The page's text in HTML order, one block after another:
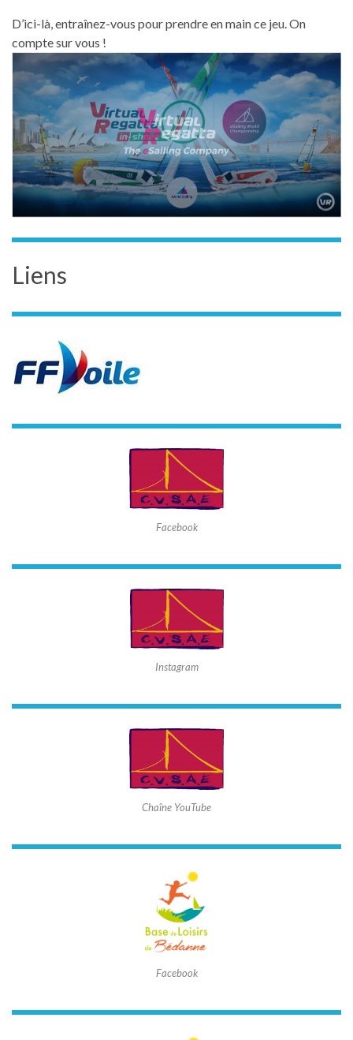
D’ici-là, entraînez-vous pour prendre en main ce jeu. On
compte sur vous !
Liens
Facebook
Instagram
Chaîne YouTube
Facebook